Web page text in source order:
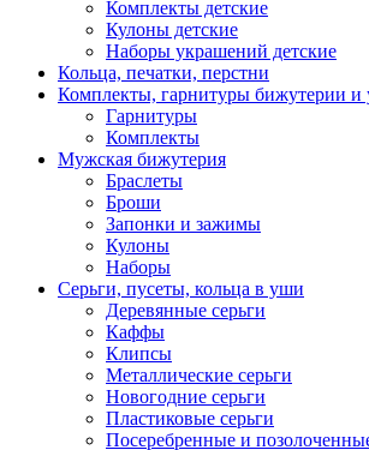
Комплекты детские
Кулоны детские
Наборы украшений детские
Кольца, печатки, перстни
Комплекты, гарнитуры бижутерии и
Гарнитуры
Комплекты
Мужская бижутерия
Браслеты
Броши
Запонки и зажимы
Кулоны
Наборы
Серьги, пусеты, кольца в уши
Деревянные серьги
Каффы
Клипсы
Металлические серьги
Новогодние серьги
Пластиковые серьги
Посеребренные и